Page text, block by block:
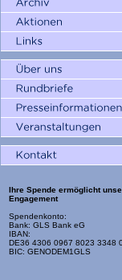
Ihre Spende ermöglicht
Engagement
Spendenkonto:
Bank: GLS Bank eG
IBAN:
DE36 4306 0967 8023 3348
BIC: GENODEM1GLS